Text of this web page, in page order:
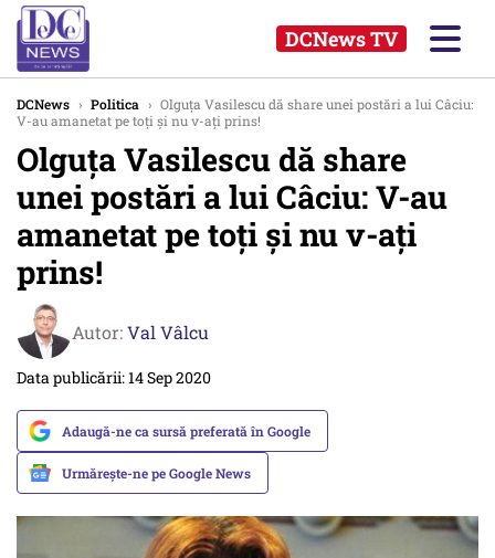
DCNews TV
DCNews › Politica › Olguța Vasilescu dă share unei postări a lui Câciu:
V-au amanetat pe toți și nu v-ați prins!
Olguța Vasilescu dă share
unei postări a lui Câciu: V-au
amanetat pe toți și nu v-ați
prins!
Autor:Val Vâlcu
Data publicării: 14 Sep 2020
Adaugă-ne ca sursă preferată în Google
Urmărește-ne pe Google News